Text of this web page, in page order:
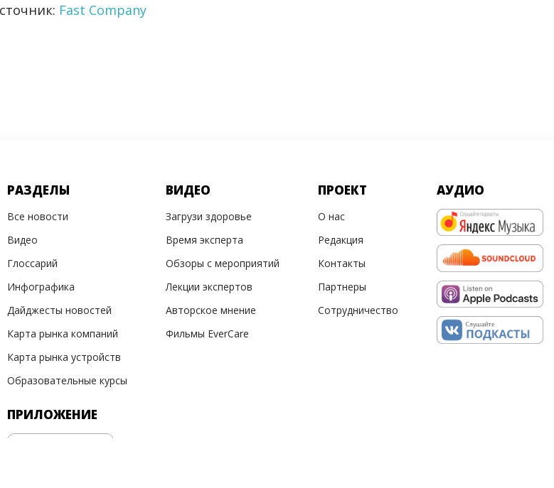
Fast Company
РАЗДЕЛЫ
Все новости
Видео
Глоссарий
Инфографика
Дайджесты новостей
Карта рынка компаний
Карта рынка устройств
Образовательные курсы
ПРИЛОЖЕНИЕ
ВИДЕО
Загрузи здоровье
Время эксперта
Обзоры с мероприятий
Лекции экспертов
Авторское мнение
Фильмы EverCare
ПРОЕКТ
О нас
Редакция
Контакты
Партнеры
Сотрудничество
АУДИО